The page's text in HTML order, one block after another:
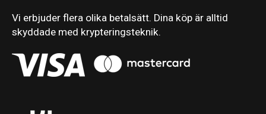
Vi erbjuder flera olika betalsätt. Dina köp är alltid
skyddade med krypteringsteknik.